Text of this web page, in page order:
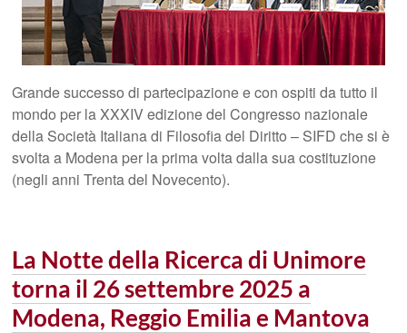
Grande successo di partecipazione e con ospiti da tutto il
mondo per la XXXIV edizione del Congresso nazionale
della Società Italiana di Filosofia del Diritto – SIFD che si è
svolta a Modena per la prima volta dalla sua costituzione
(negli anni Trenta del Novecento).
La Notte della Ricerca di Unimore
torna il 26 settembre 2025 a
Modena, Reggio Emilia e Mantova